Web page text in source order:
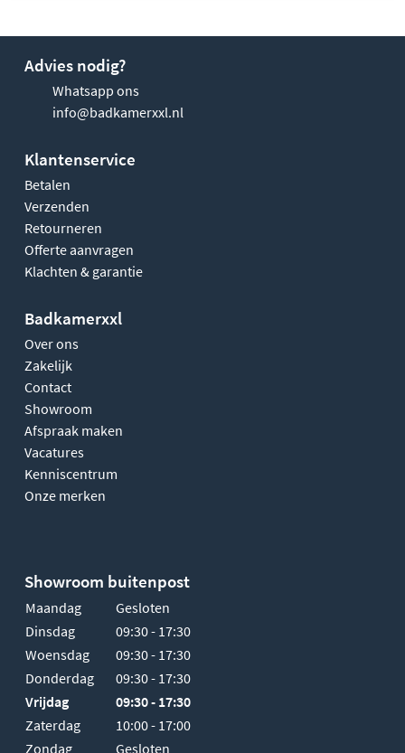
Advies nodig?
Whatsapp ons
info@badkamerxxl.nl
Klantenservice
Betalen
Verzenden
Retourneren
Offerte aanvragen
Klachten & garantie
Badkamerxxl
Over ons
Zakelijk
Contact
Showroom
Afspraak maken
Vacatures
Kenniscentrum
Onze merken
Showroom buitenpost
Maandag
Gesloten
Dinsdag
09:30 - 17:30
Woensdag
09:30 - 17:30
Donderdag
09:30 - 17:30
Vrijdag
09:30 - 17:30
Zaterdag
10:00 - 17:00
Zondag
Gesloten